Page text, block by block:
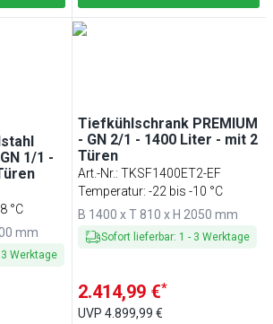
1/1 -
°C
mm
3 Werktage
Tiefkühlschrank PREMIUM
- GN 2/1 - 1400 Liter - mit 2
Türen
Art.-Nr.:TKSF1400ET2-EF
Temperatur: -22 bis -10 °C
B 1400 x T 810 x H 2050 mm
Sofort lieferbar: 1 - 3 Werktage
2.414,99 €*
UVP4.899,99 €